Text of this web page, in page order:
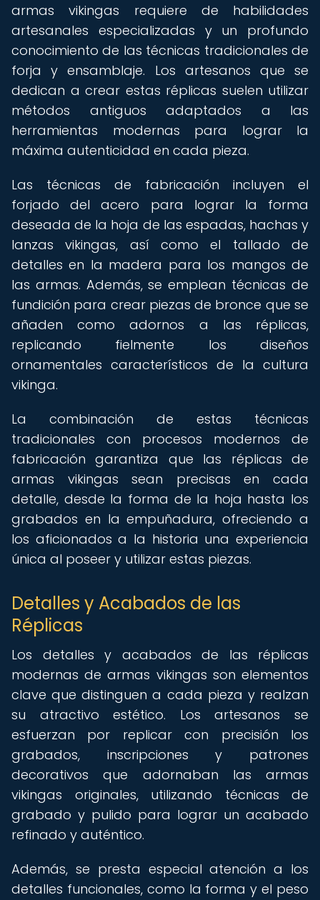
armas vikingas requiere de habilidades
artesanales especializadas y un profundo
conocimiento de las técnicas tradicionales de
forja y ensamblaje. Los artesanos que se
dedican a crear estas réplicas suelen utilizar
métodos antiguos adaptados a las
herramientas modernas para lograr la
máxima autenticidad en cada pieza.
Las técnicas de fabricación incluyen el
forjado del acero para lograr la forma
deseada de la hoja de las espadas, hachas y
lanzas vikingas, así como el tallado de
detalles en la madera para los mangos de
las armas. Además, se emplean técnicas de
fundición para crear piezas de bronce que se
añaden como adornos a las réplicas,
replicando fielmente los diseños
ornamentales característicos de la cultura
vikinga.
La combinación de estas técnicas
tradicionales con procesos modernos de
fabricación garantiza que las réplicas de
armas vikingas sean precisas en cada
detalle, desde la forma de la hoja hasta los
grabados en la empuñadura, ofreciendo a
los aficionados a la historia una experiencia
única al poseer y utilizar estas piezas.
Detalles y Acabados de las
Réplicas
Los detalles y acabados de las réplicas
modernas de armas vikingas son elementos
clave que distinguen a cada pieza y realzan
su atractivo estético. Los artesanos se
esfuerzan por replicar con precisión los
grabados, inscripciones y patrones
decorativos que adornaban las armas
vikingas originales, utilizando técnicas de
grabado y pulido para lograr un acabado
refinado y auténtico.
Además, se presta especial atención a los
detalles funcionales, como la forma y el peso